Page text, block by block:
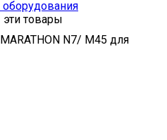
товары
N7/ M45 для